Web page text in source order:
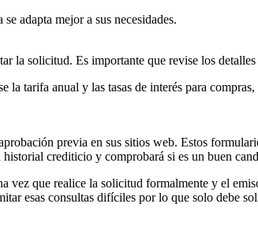
adapta mejor a sus necesidades.
la solicitud. Es importante que revise los
tarifa anual y las tasas de interés para
previa en sus sitios web. Estos
crediticio y comprobará si es un buen
que realice la solicitud formalmente y el
esas consultas difíciles por lo que solo debe